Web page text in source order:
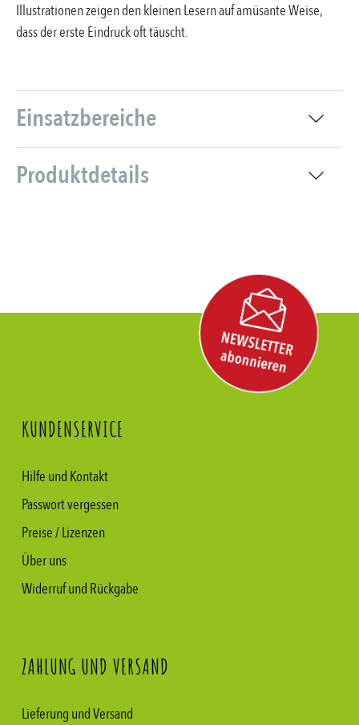
Illustrationen zeigen den kleinen Lesern auf amüsante Weise,
dass der erste Eindruck oft täuscht.
Einsatzbereiche
Produktdetails
KUNDENSERVICE
Hilfe und Kontakt
Passwort vergessen
Preise / Lizenzen
Über uns
Widerruf und Rückgabe
ZAHLUNG UND VERSAND
Lieferung und Versand